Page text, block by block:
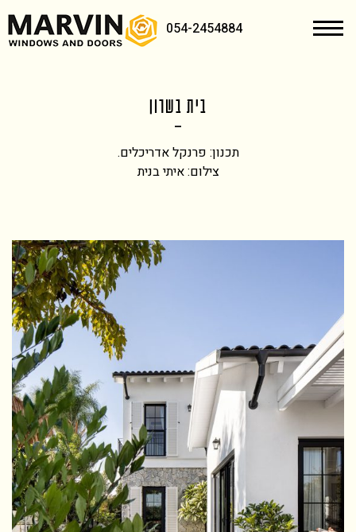
054-2454884
בית בשרון
תכנון: פרנקל אדריכלים.
צילום: איתי בנית